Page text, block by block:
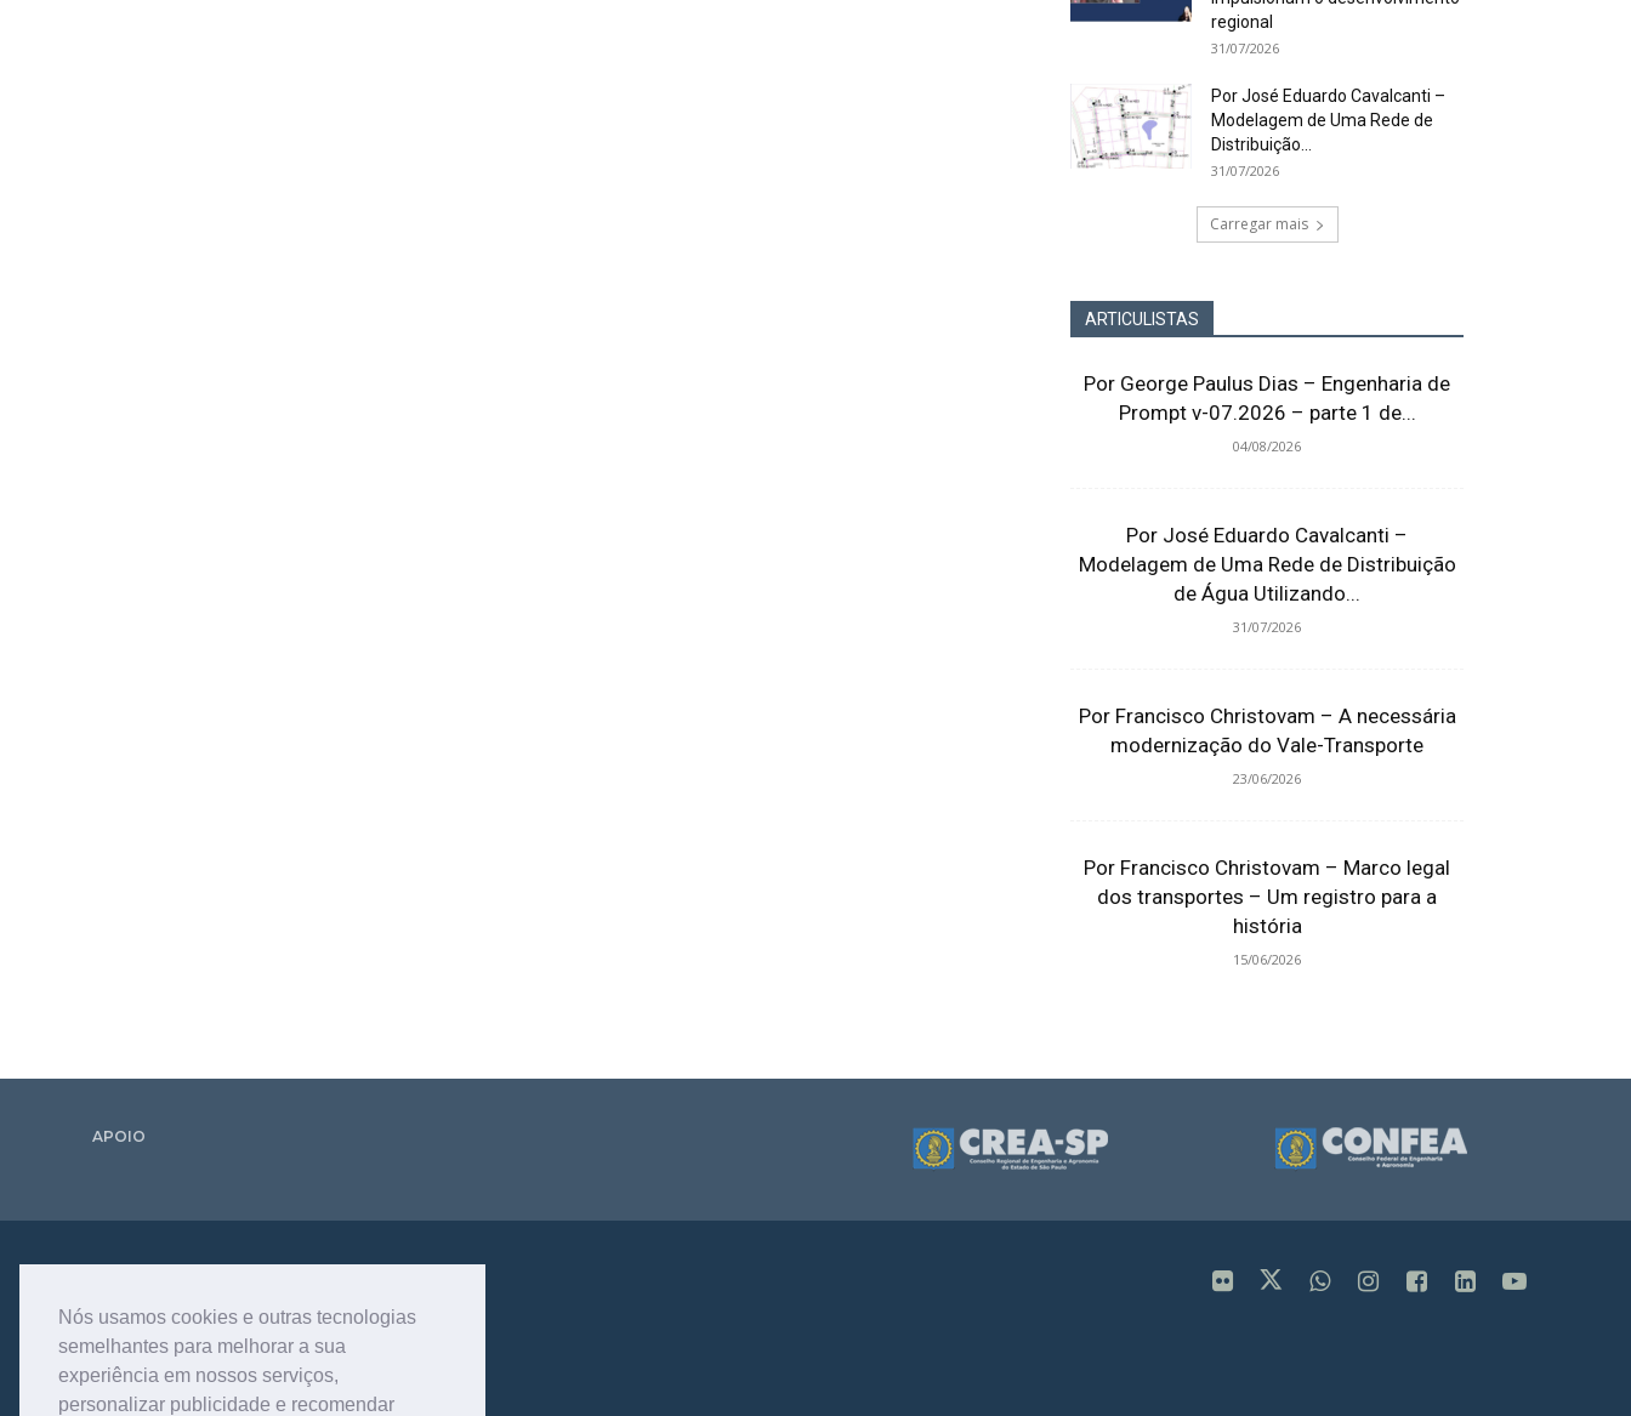
Nós usamos cookies e outras tecnologias
semelhantes para melhorar a sua
experiência em nossos serviços,
personalizar publicidade e recomendar
regional
31/07/2026
Por José Eduardo Cavalcanti –
Modelagem de Uma Rede de
Distribuição...
31/07/2026
Carregar mais
ARTICULISTAS
Por George Paulus Dias – Engenharia de
Prompt v-07.2026 – parte 1 de...
04/08/2026
Por José Eduardo Cavalcanti –
Modelagem de Uma Rede de Distribuição
de Água Utilizando...
31/07/2026
Por Francisco Christovam – A necessária
modernização do Vale-Transporte
23/06/2026
Por Francisco Christovam – Marco legal
dos transportes – Um registro para a
história
15/06/2026
APOIO